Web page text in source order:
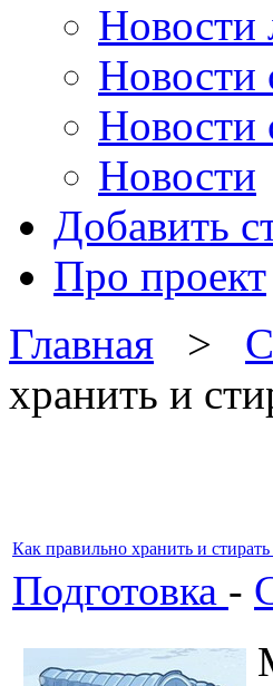
Новости
Новости
Новости
Новости
Добавить
Про проект
Главная >
хранить и
Как правильно хранить и
Подготовка -